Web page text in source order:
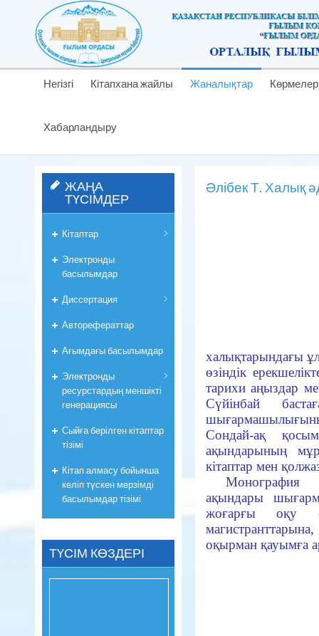
Негізгі Кітапхана жайлы Жаналықтар Көрмелер
Хабарландыру
Әлібек Т. Халық
халықтарындағы
өзіндік
тарихи аңыздар
Сүйінбай
Сондай-ақ
ақындарының
кітаптар мен
Монография
ақындары
жоғарғы оқу
оқырман қауымға
ЖАҢА
ТҮСІМДЕР
Кітаптар
Электронды
басылымдар
Диссертация
Авторефераттар
Ағымдағы басылымдар
Электронды
ресурстардың меншікті
генерациясы
Сыйға берілген кітаптар
тізімі
Кітап алмасу бойынша
келіп түскен мерзімді
басылымдар тізімі
ТҮСІМ КӨЗДЕРІ